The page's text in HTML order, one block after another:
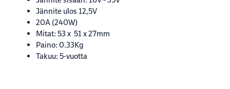
Jännite ulos 12,5V
20A (240W)
Mitat: 53 x 51 x 27mm
Paino: 0.33Kg
Takuu: 5-vuotta